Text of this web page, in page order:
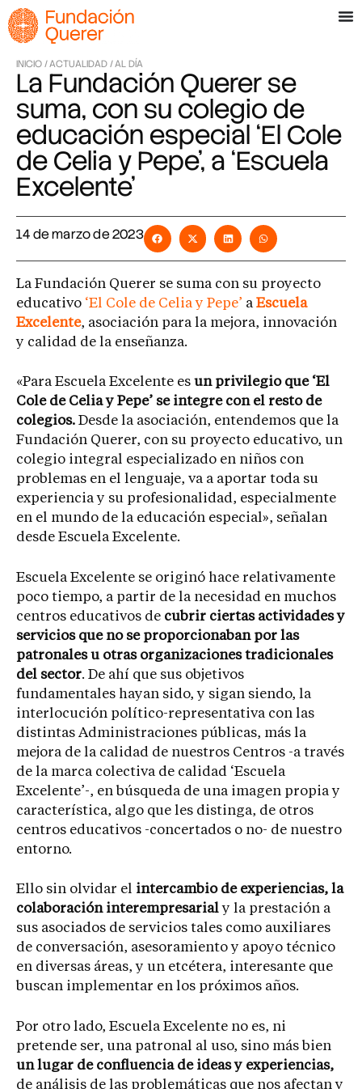
INICIO /ACTUALIDAD /AL DÍA
La Fundación Querer se
suma, con su colegio de
educación especial ‘El Cole
de Celia y Pepe’, a ‘Escuela
Excelente’
14 de marzo de 2023
La Fundación Querer se suma con su proyecto
educativo ‘El Cole de Celia y Pepe’ a Escuela
Excelente, asociación para la mejora, innovación
y calidad de la enseñanza.
«Para Escuela Excelente es un privilegio que ‘El
Cole de Celia y Pepe’ se integre con el resto de
colegios. Desde la asociación, entendemos que la
Fundación Querer, con su proyecto educativo, un
colegio integral especializado en niños con
problemas en el lenguaje, va a aportar toda su
experiencia y su profesionalidad, especialmente
en el mundo de la educación especial», señalan
desde Escuela Excelente.
Escuela Excelente se originó hace relativamente
poco tiempo, a partir de la necesidad en muchos
centros educativos de cubrir ciertas actividades y
servicios que no se proporcionaban por las
patronales u otras organizaciones tradicionales
del sector. De ahí que sus objetivos
fundamentales hayan sido, y sigan siendo, la
interlocución político-representativa con las
distintas Administraciones públicas, más la
mejora de la calidad de nuestros Centros -a través
de la marca colectiva de calidad ‘Escuela
Excelente’-, en búsqueda de una imagen propia y
característica, algo que les distinga, de otros
centros educativos -concertados o no- de nuestro
entorno.
Ello sin olvidar el intercambio de experiencias, la
colaboración interempresarialy la prestación a
sus asociados de servicios tales como auxiliares
de conversación, asesoramiento y apoyo técnico
en diversas áreas, y un etcétera, interesante que
buscan implementar en los próximos años.
Por otro lado, Escuela Excelente no es, ni
pretende ser, una patronal al uso, sino más bien
un lugar de confluencia de ideas y experiencias,
de análisis de las problemáticas que nos afectan y